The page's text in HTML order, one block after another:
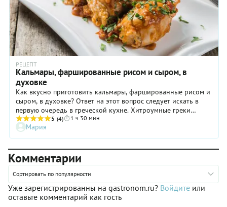
РЕЦЕПТ
Кальмары, фаршированные рисом и сыром, в
духовке
Как вкусно приготовить кальмары, фаршированные рисом и
сыром, в духовке? Ответ на этот вопрос следует искать в
первую очередь в греческой кухне. Хитроумные греки
научились фаршировать все, что имеет подходящую форму.
Форма тушек-трубочек кальмаров подходит для
фаршировки идеально. А в начинку с рисом так и просится
греческий сыр фета, маслянистые оливки каламата и
помидоры. И не вздумайте экономить на свежей ароматной
зелени и оливковом масле. Повозиться придется, но блюдо
того стоит, и друзья будут очень интересоваться рецептом.
Скажите, что выпытали его у бородатого и радушного грека,
который угощал вас кальмарами в ресторанчике на берегу
Эгейского моря.
5 (4) 1 ч 30 мин
Мария
Комментарии
Сортировать по популярности
Уже зарегистрированны на gastronom.ru? Войдите или
оставьте комментарий как гость